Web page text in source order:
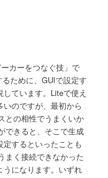
カーをつなぐ技」で
ために、GUIで設定す
ています。Liteで使え
のですが、最初から
との相性でうまくいか
できると、そこで生成
するといったことも
まく接続できなかった
うになります。いずれ